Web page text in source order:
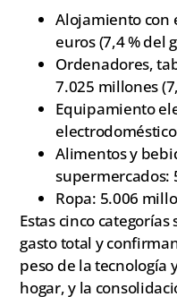
Alojamiento con
euros (7,4 % del
Ordenadores,
7.025 millones
Equipamiento
Alimentos y
supermercados:
Ropa: 5.006
Estas cinco
gasto total y
peso de la tecnología
hogar, y la